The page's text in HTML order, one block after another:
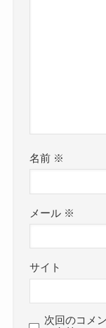
名前 ※
メール ※
サイト
次回のコメ